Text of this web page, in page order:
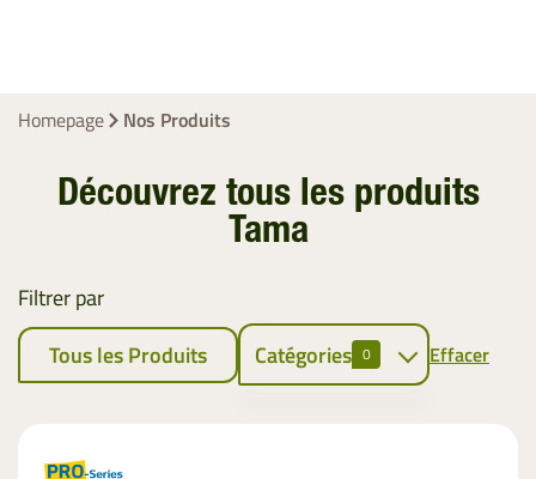
Homepage Nos Produits
Découvrez tous les produits
Tama
Filtrer par
Tous les Produits
Catégories 0
Liage des
Effacer